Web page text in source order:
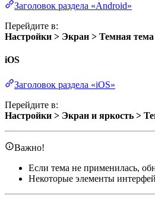
Заголовок раздела «Android»
Перейдите в:
Настройки > Экран > Темная тема
iOS
Заголовок раздела «iOS»
Перейдите в:
Настройки > Экран и яркость >
Важно!
Если тема не применилась,
Некоторые элементы